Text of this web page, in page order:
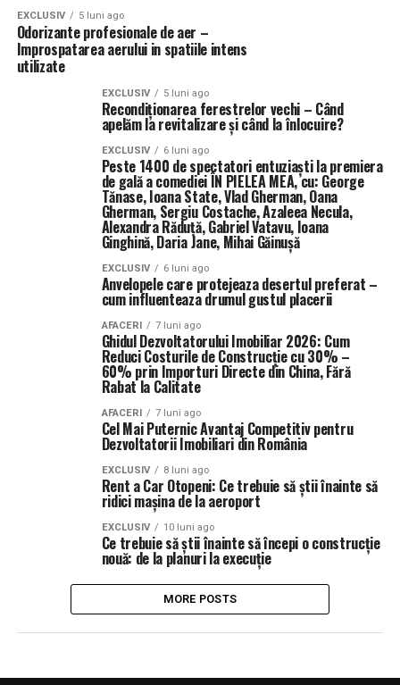
EXCLUSIV 5 luni ago
Odorizante profesionale de aer –
Improspatarea aerului in spatiile intens
utilizate
EXCLUSIV 5 luni ago
Recondiționarea ferestrelor vechi – Când
apelăm la revitalizare şi când la înlocuire?
EXCLUSIV 6 luni ago
Peste 1400 de spectatori entuziaști la premiera
de gală a comediei ÎN PIELEA MEA, cu: George
Tănase, Ioana State, Vlad Gherman, Oana
Gherman, Sergiu Costache, Azaleea Necula,
Alexandra Răduță, Gabriel Vatavu, Ioana
Ginghină, Daria Jane, Mihai Găinușă
EXCLUSIV 6 luni ago
Anvelopele care protejeaza desertul preferat –
cum influenteaza drumul gustul placerii
AFACERI 7 luni ago
Ghidul Dezvoltatorului Imobiliar 2026: Cum
Reduci Costurile de Construcție cu 30% –
60% prin Importuri Directe din China, Fără
Rabat la Calitate
AFACERI 7 luni ago
Cel Mai Puternic Avantaj Competitiv pentru
Dezvoltatorii Imobiliari din România
EXCLUSIV 8 luni ago
Rent a Car Otopeni: Ce trebuie să știi înainte să
ridici mașina de la aeroport
EXCLUSIV 10 luni ago
Ce trebuie să știi înainte să începi o construcție
nouă: de la planuri la execuție
MORE POSTS